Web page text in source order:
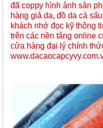
đã coppy hình ảnh sản
hàng giả da, đồ da cá
khách nhớ đọc kỹ thông
trên các nền tảng online
cửa hàng đại lý chính